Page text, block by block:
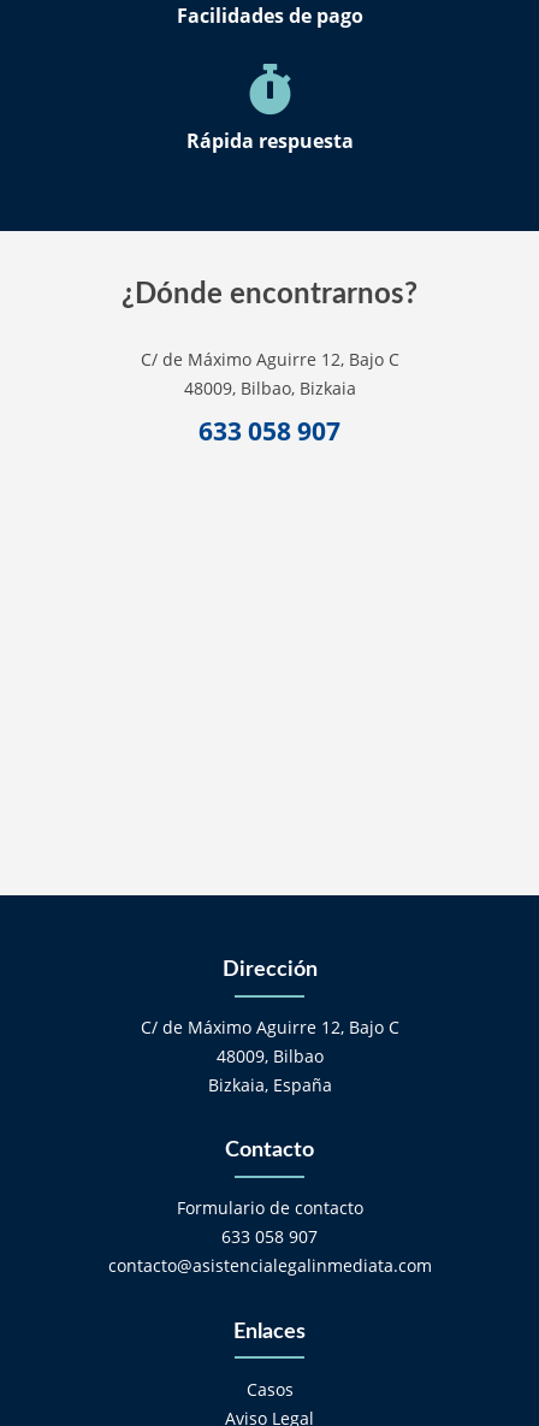
Facilidades de pago
Rápida respuesta
¿Dónde encontrarnos?
C/ de Máximo Aguirre 12, Bajo C
48009, Bilbao, Bizkaia
633 058 907
Dirección
C/ de Máximo Aguirre 12, Bajo C
48009, Bilbao
Bizkaia, España
Contacto
Formulario de contacto
633 058 907
contacto@asistencialegalinmediata.com
Enlaces
Casos
Aviso Legal